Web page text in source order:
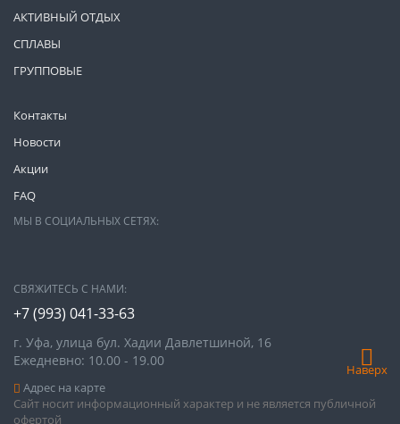
Наверх
Контакты
Новости
Акции
FAQ
АКТИВНЫЙ ОТДЫХ
СПЛАВЫ
ГРУППОВЫЕ
МЫ В СОЦИАЛЬНЫХ СЕТЯХ:
СВЯЖИТЕСЬ С НАМИ:
+7 (993) 041-33-63
г. Уфа, улица бул. Хадии Давлетшиной, 16
Ежедневно: 10.00 - 19.00
Адрес на карте
Сайт носит информационный характер и не является публичной
офертой